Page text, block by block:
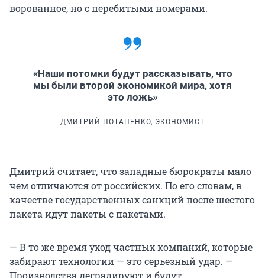
ворованное, но с перебитыми номерами.
«Наши потомки будут рассказывать, что
мы были второй экономикой мира, хотя
это ложь»
ДМИТРИЙ ПОТАПЕНКО, ЭКОНОМИСТ
Дмитрий считает, что западные бюрократы мало
чем отличаются от российских. По его словам, в
качестве государственных санкций после шестого
пакета идут пакеты с пакетами.
— В то же время уход частных компаний, которые
забирают технологии — это серьезный удар. —
Производства деградируют и будут